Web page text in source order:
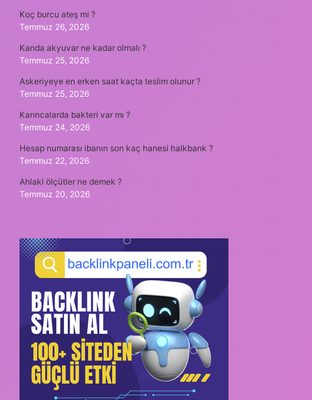
Koç burcu ateş mi ?
Temmuz 26, 2026
Kanda akyuvar ne kadar olmalı ?
Temmuz 25, 2026
Askeriyeye en erken saat kaçta teslim olunur ?
Temmuz 25, 2026
Karıncalarda bakteri var mı ?
Temmuz 24, 2026
Hesap numarası ibanın son kaç hanesi halkbank ?
Temmuz 22, 2026
Ahlaki ölçütler ne demek ?
Temmuz 20, 2026